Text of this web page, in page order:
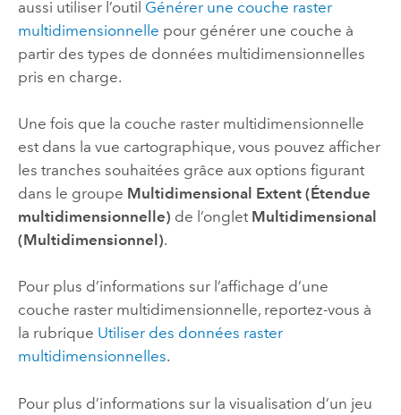
aussi utiliser l’outil Générer une couche raster
multidimensionnelle pour générer une couche à
partir des types de données multidimensionnelles
pris en charge.
Une fois que la couche raster multidimensionnelle
est dans la vue cartographique, vous pouvez afficher
les tranches souhaitées grâce aux options figurant
dans le groupe Multidimensional Extent (Étendue
multidimensionnelle) de l’onglet Multidimensional
(Multidimensionnel).
Pour plus d’informations sur l’affichage d’une
couche raster multidimensionnelle, reportez-vous à
la rubrique Utiliser des données raster
multidimensionnelles.
Pour plus d’informations sur la visualisation d’un jeu